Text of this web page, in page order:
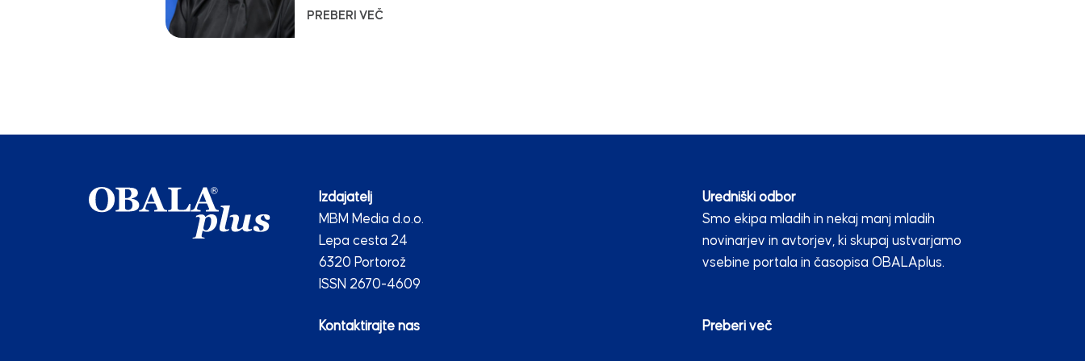
PREBERI VEČ
Izdajatelj
MBM Media d.o.o.
Lepa cesta 24
6320 Portorož
ISSN 2670-4609
Kontaktirajte nas
Uredniški odbor
Smo ekipa mladih in nekaj manj mladih
novinarjev in avtorjev, ki skupaj ustvarjamo
vsebine portala in časopisa OBALAplus.
Preberi več